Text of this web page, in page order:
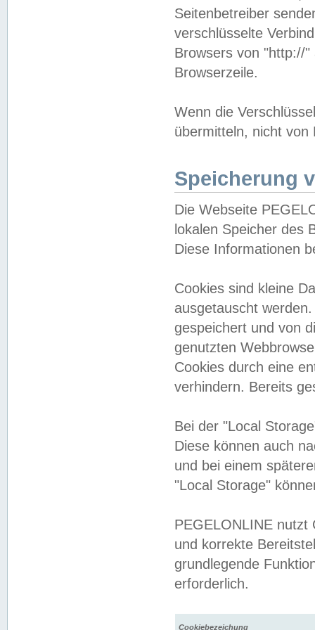
Seitenbetreiber
verschlüsselte
Browsers von "http://
Browserzeile.
Wenn die
übermitteln, nicht von
Speicherung
Die Webseite
lokalen Speicher des
Diese Informationen
Cookies sind kleine
ausgetauscht
gespeichert und von
genutzten
Cookies durch eine
verhindern. Bereits
Bei der "Local
Diese können auch
und bei einem
"Local Storage"
PEGELONLINE nutzt
und korrekte
grundlegende
erforderlich.
Cookiebezeichung